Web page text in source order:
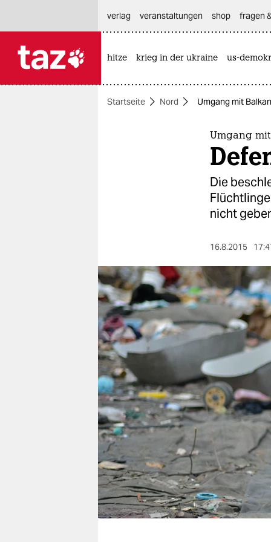
themen
berlin
nord
wahrheit
verlag
verlag
veranstaltungen
shop
fragen & hilfe
unterstützen
abo
genossenschaft
verlag
veranstaltungen shop fragen
hitze krieg in der ukraine us-
Startseite Nord Umgang mit
Umgang
Die
nicht
16.8.2015